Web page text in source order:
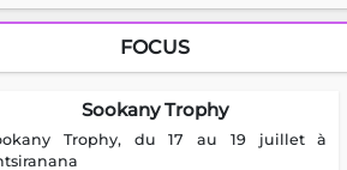
FOCUS
Sookany Trophy
Trophy, du 17 au 19 juillet à